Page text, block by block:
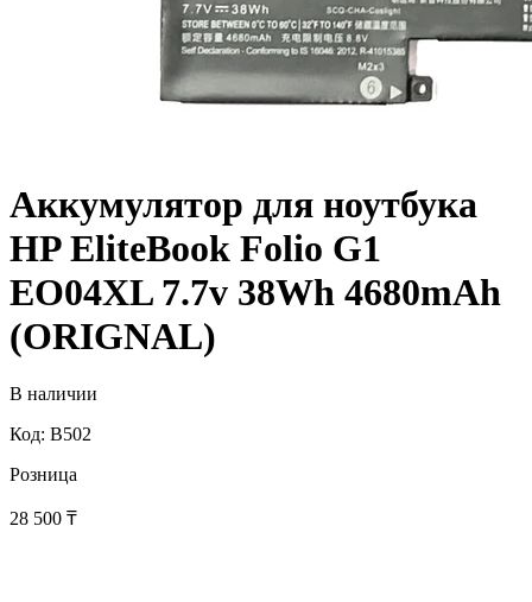
Аккумулятор для ноутбука
HP EliteBook Folio G1
EO04XL 7.7v 38Wh 4680mAh
(ORIGNAL)
В наличии
Код: B502
Розница
28 500 ₸